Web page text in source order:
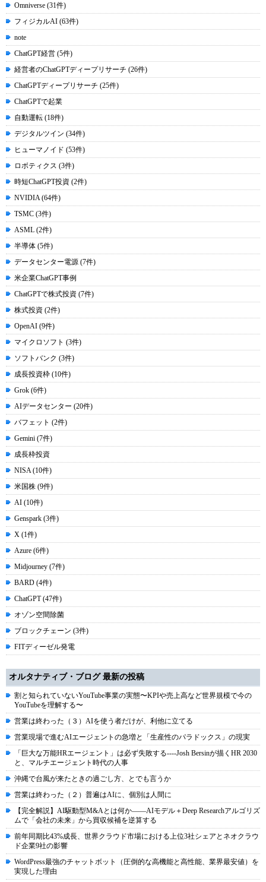
Omniverse (31件)
フィジカルAI (63件)
note
ChatGPT経営 (5件)
経営者のChatGPTディープリサーチ (26件)
ChatGPTディープリサーチ (25件)
ChatGPTで起業
自動運転 (18件)
デジタルツイン (34件)
ヒューマノイド (53件)
ロボティクス (3件)
時短ChatGPT投資 (2件)
NVIDIA (64件)
TSMC (3件)
ASML (2件)
半導体 (5件)
データセンター電源 (7件)
米企業ChatGPT事例
ChatGPTで株式投資 (7件)
株式投資 (2件)
OpenAI (9件)
マイクロソフト (3件)
ソフトバンク (3件)
成長投資枠 (10件)
Grok (6件)
AIデータセンター (20件)
バフェット (2件)
Gemini (7件)
成長枠投資
NISA (10件)
米国株 (9件)
AI (10件)
Genspark (3件)
X (1件)
Azure (6件)
Midjourney (7件)
BARD (4件)
ChatGPT (47件)
オゾン空間除菌
ブロックチェーン (3件)
FITディーゼル発電
オルタナティブ・ブログ 最新の投稿
割と知られていないYouTube事業の実態〜KPIや売上高など世界規模で今の
YouTubeを理解する〜
営業は終わった（３）AIを使う者だけが、利他に立てる
営業現場で進むAIエージェントの急増と「生産性のパラドックス」の現実
「巨大な万能HRエージェント」は必ず失敗する----Josh Bersinが描くHR 2030
と、マルチエージェント時代の人事
沖縄で台風が来たときの過ごし方、とでも言うか
営業は終わった（２）普遍はAIに、個別は人間に
【完全解説】AI駆動型M&Aとは何か――AIモデル＋Deep Researchアルゴリズ
ムで「会社の未来」から買収候補を逆算する
前年同期比43%成長、世界クラウド市場における上位3社シェアとネオクラウ
ド企業9社の影響
WordPress最強のチャットボット（圧倒的な高機能と高性能、業界最安値）を
実現した理由